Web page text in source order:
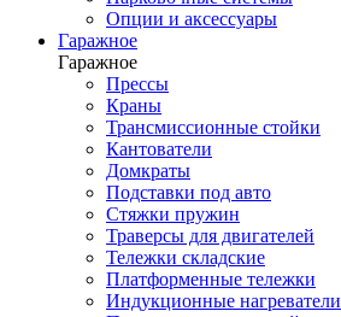
Опции и аксессуары
Гаражное
Гаражное
Прессы
Краны
Трансмиссионные стойки
Кантователи
Домкраты
Подставки под авто
Стяжки пружин
Траверсы для двигателей
Тележки складские
Платформенные тележки
Индукционные нагреватели